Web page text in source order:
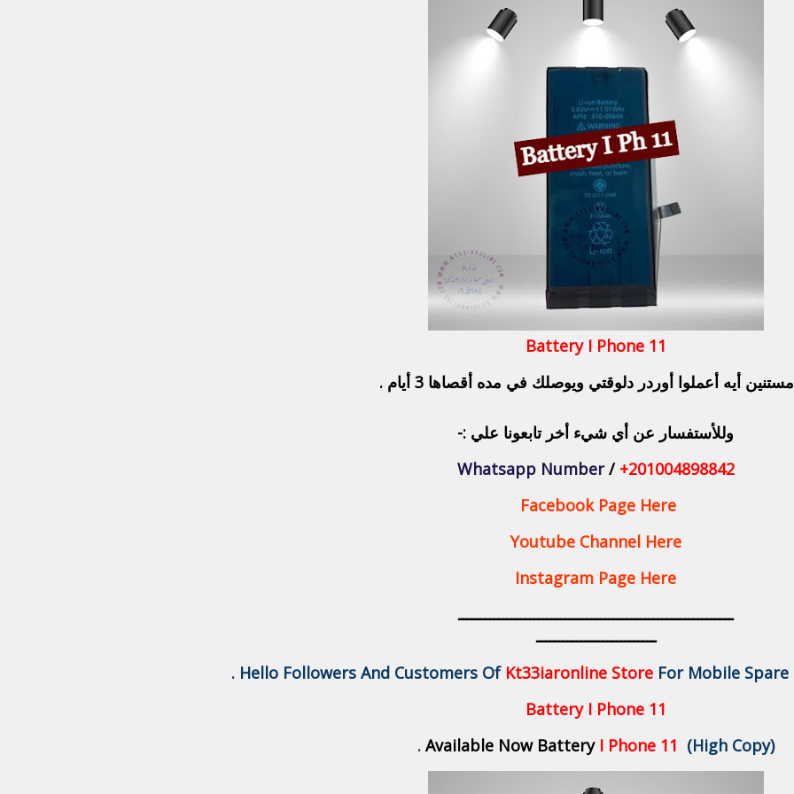
Battery I Phone 11
مستنين أيه أعملوا أوردر دلوقتي ويوصلك في مده أقصاها 3 أيام .
وللأستفسار عن أي شيء أخر تابعونا علي :-
Whatsapp Number/ +201004898842
Facebook Page Here
Youtube Channel Here
Instagram Page Here
ــــــــــــــــــــــــــــــــــــــــــــــــــــــــــــــ
ـــــــــــــــــــــــــــ
Hello Followers And Customers Of Kt33iaronline StoreFor Mobile Spare
Battery I Phone 11
Available Now Battery I Phone 11 (High Copy) .